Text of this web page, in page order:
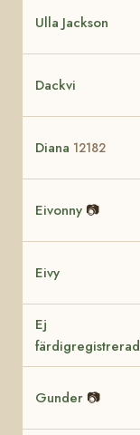
Ulla Jackson
Dackvi
Diana 12182
Eivonny 📷
Eivy
Ej
färdigregistrerad
Gunder 📷